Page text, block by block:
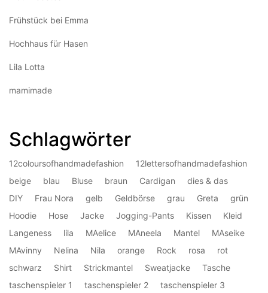
Frühstück bei Emma
Hochhaus für Hasen
Lila Lotta
mamimade
Schlagwörter
12coloursofhandmadefashion
12lettersofhandmadefashion
beige
blau Bluse braun Cardigan
dies & das
DIY
Frau Nora gelb Geldbörse grau Greta
grün
Hoodie
Hose Jacke Jogging-Pants Kissen
Kleid
Langeness
lila MAelice MAneela Mantel
MAseike
MAvinny
Nelina Nila orange Rock rosa
rot
schwarz
Shirt Strickmantel Sweatjacke
Tasche
taschenspieler 1
taschenspieler 2 taschenspieler 3